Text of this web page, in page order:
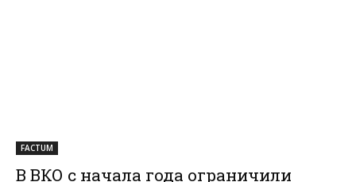
FACTUM
В ВКО с начала года ограничили